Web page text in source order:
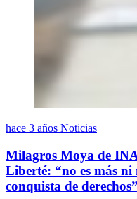
hace 3 años Noticias
Milagros Moya de
Liberté: “no es más ni
conquista de derechos”